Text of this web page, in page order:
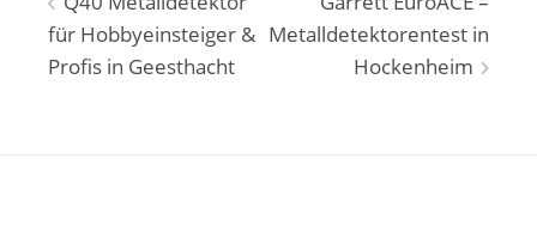
für Hobbyeinsteiger &
Profis in Geesthacht
Metalldetektorentest in
Hockenheim